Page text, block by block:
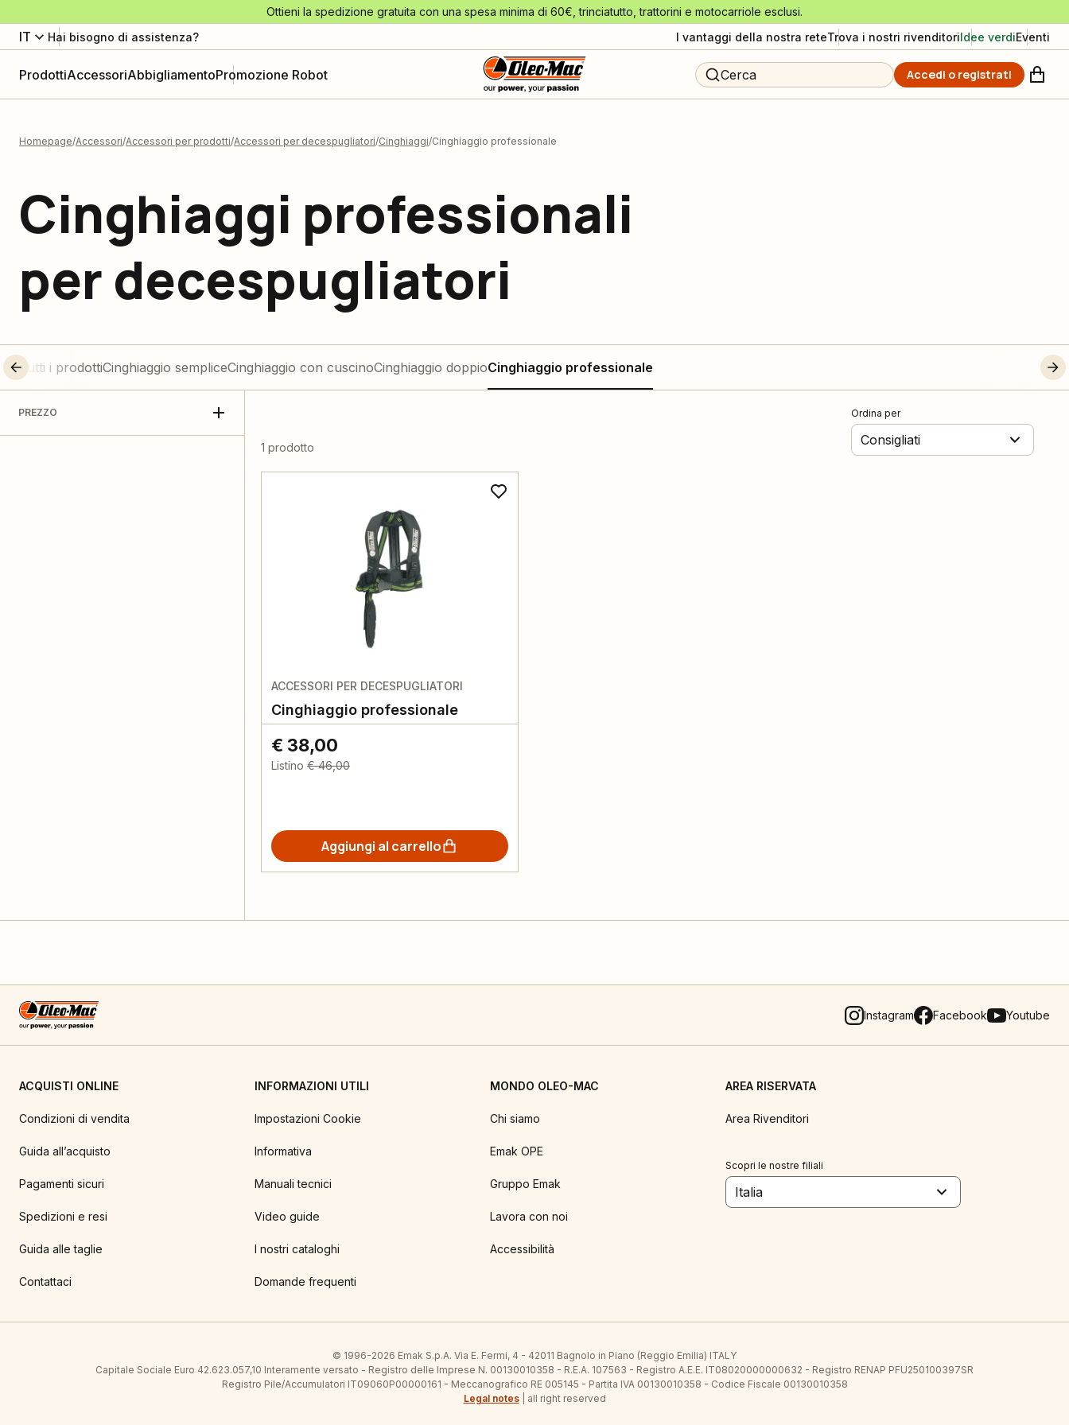
Ottieni la spedizione gratuita con una spesa minima di 60€, trinciatutto, trattorini e motocarriole esclusi.
IT Hai bisogno di assistenza? I vantaggi della nostra reteTrova i nostri rivenditoriIdee verdiEventi
ProdottiAccessoriAbbigliamentoPromozione Robot Cerca Accedi o registrati
Homepage Accessori Accessori per prodotti Accessori per decespugliatori Cinghiaggi Cinghiaggio professionale
Cinghiaggi professionali
per decespugliatori
Tutti i prodottiCinghiaggio sempliceCinghiaggio con cuscinoCinghiaggio doppioCinghiaggio professionale
PREZZO
1 prodotto
Ordina per
Consigliati
ACCESSORI PER DECESPUGLIATORI
Cinghiaggio professionale
€ 38,00
Listino € 46,00
Aggiungi al carrello
Instagram Facebook Youtube
ACQUISTI ONLINE
Condizioni di vendita
Guida all’acquisto
Pagamenti sicuri
Spedizioni e resi
Guida alle taglie
Contattaci
INFORMAZIONI UTILI
Impostazioni Cookie
Informativa
Manuali tecnici
Video guide
I nostri cataloghi
Domande frequenti
MONDO OLEO-MAC
Chi siamo
Emak OPE
Gruppo Emak
Lavora con noi
Accessibilità
AREA RISERVATA
Area Rivenditori
Scopri le nostre filiali
Italia
© 1996-2026 Emak S.p.A. Via E. Fermi, 4 - 42011 Bagnolo in Piano (Reggio Emilia) ITALY
Capitale Sociale Euro 42.623.057,10 Interamente versato - Registro delle Imprese N. 00130010358 - R.E.A. 107563 - Registro A.E.E. IT08020000000632 - Registro RENAP PFU250100397SR
Registro Pile/Accumulatori IT09060P00000161 - Meccanografico RE 005145 - Partita IVA 00130010358 - Codice Fiscale 00130010358
Legal notes| all right reserved